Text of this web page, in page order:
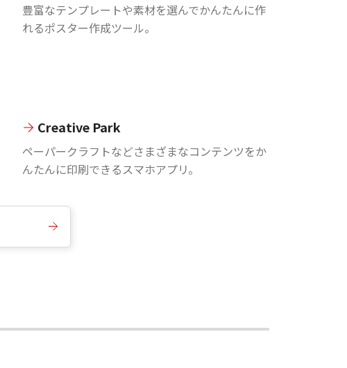
豊富なテンプレートや素材を選んでかんたんに作
れるポスター作成ツール。
Creative Park
ペーパークラフトなどさまざまなコンテンツをか
んたんに印刷できるスマホアプリ。